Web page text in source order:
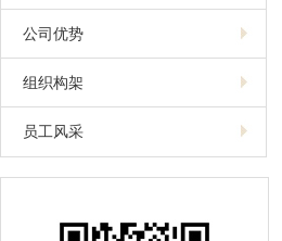
公司优势
组织构架
员工风采